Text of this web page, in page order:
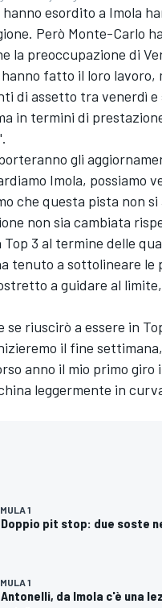
esordito a Imola
Però Monte-Carlo
la preoccupazione di
fatto il loro
di assetto tra venerdì
in termini di
gli
Imola, possiamo
che questa pista non
non sia cambiata
Top 3 al termine delle
tenuto a sottolineare le
a guidare al
riuscirò a essere in
il fine
anno il mio primo
leggermente in
1
Doppio pit stop: due soste
1
Antonelli, da Imola c'è una